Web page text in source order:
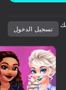
تسجيل الدخول